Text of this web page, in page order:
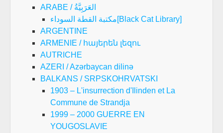
ARABE / العَرَبِيَّةُ
مكتبة القطة السوداء[Black Cat Library]
ARGENTINE
ARMENIE / հայերեն լեզու
AUTRICHE
AZERI / Azərbaycan dilinə
BALKANS / SRPSKOHRVATSKI
1903 – L'insurrection d'Ilinden et La
Commune de Strandja
1999 – 2000 GUERRE EN
YOUGOSLAVIE